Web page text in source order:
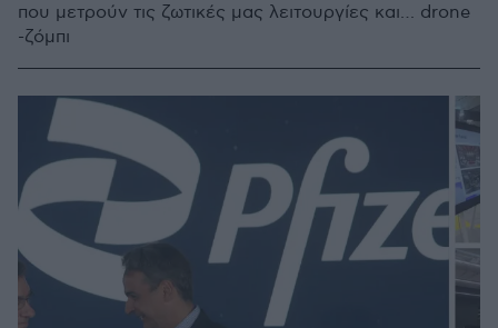
που μετρούν τις ζωτικές μας λειτουργίες και… drone
-ζόμπι